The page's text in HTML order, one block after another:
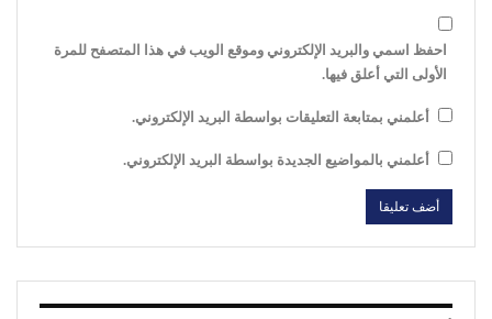
احفظ اسمي والبريد الإلكتروني وموقع الويب في هذا المتصفح للمرة
الأولى التي أعلق فيها.
أعلمني بمتابعة التعليقات بواسطة البريد الإلكتروني.
أعلمني بالمواضيع الجديدة بواسطة البريد الإلكتروني.